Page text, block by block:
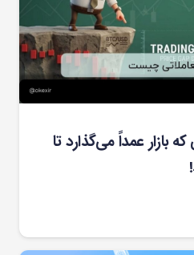
بازار عمداً می‌گذارد تا